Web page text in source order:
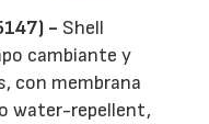
- Shell
cambiante y
con membrana
water-repellent,